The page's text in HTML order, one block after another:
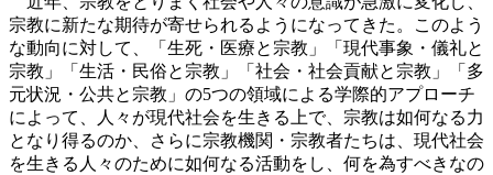
宗教に新たな期待が寄せられるようになってきた。このよう
な動向に対して、「生死・医療と宗教」「現代事象・儀礼と
宗教」「生活・民俗と宗教」「社会・社会貢献と宗教」「多
元状況・公共と宗教」の5つの領域による学際的アプローチ
によって、人々が現代社会を生きる上で、宗教は如何なる力
となり得るのか、さらに宗教機関・宗教者たちは、現代社会
を生きる人々のために如何なる活動をし、何を為すべきなの